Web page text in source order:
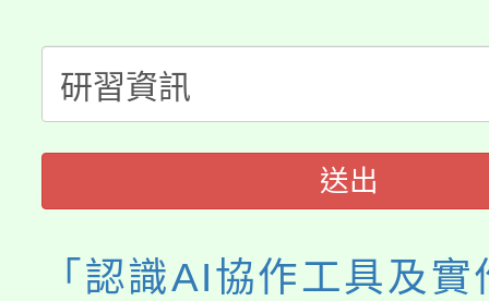
半價優惠，詳情可洽有
者。
份教師增能研習
大溪自造教育及科技中
份教師研習
淨零綠生活教案入校路
會
115年食農教育專業人
程
送出
「認識AI協作工具及